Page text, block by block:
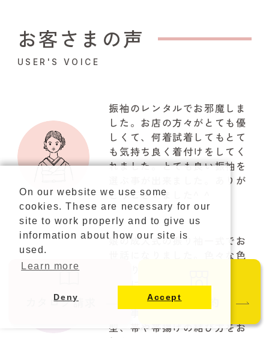
カタログ請求 ご来店予約
お客さまの声
USER'S VOICE
振袖のレンタルでお邪魔しま
した。お店の方々がとても優
しくて、何着試着してもとて
も気持ち良く着付けをしてく
れました。とても良い振袖を
選ぶ事が出来ました。ありが
とうございました^ ^
娘の成人式の振り袖一式でお
世話になりました。色々な色
お気に入りのものを購入する
ことが出来ました。前撮りで
は、事前に希望のメーク、髪
型、帯や帯揚げの結び方をお
On our website we use some
cookies. These are necessary for our
site to work properly and to give us
information about how our site is
used.
Learn more
Deny Accept